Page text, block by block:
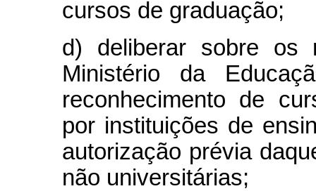
cursos de graduação;
d) deliberar sobre os
Ministério da
reconhecimento de
por instituições de
autorização prévia
não universitárias;